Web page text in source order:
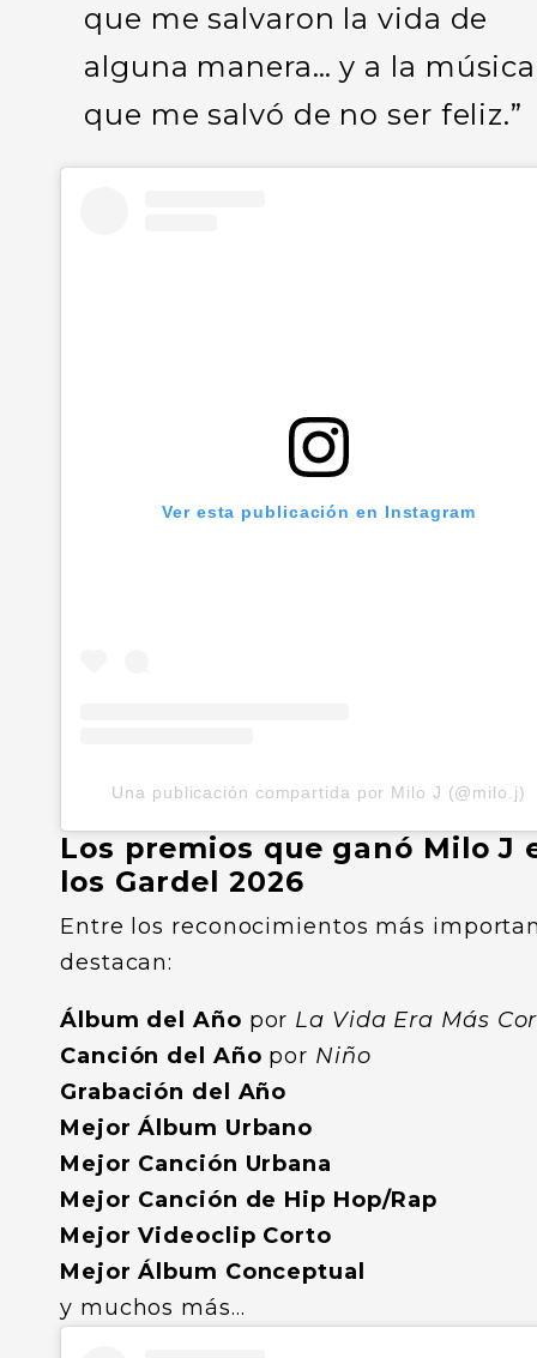
que me salvaron la vida de
alguna manera… y a la
que me salvó de no ser feliz.”
Ver esta publicación en Instagram
Una publicación compartida por Milo J (@milo.j)
Los premios que ganó Milo J
los Gardel 2026
Entre los reconocimientos más
destacan:
Álbum del Año por La Vida Era Más
Canción del Año por Niño
Grabación del Año
Mejor Álbum Urbano
Mejor Canción Urbana
Mejor Canción de Hip Hop/Rap
Mejor Videoclip Corto
Mejor Álbum Conceptual
y muchos más…